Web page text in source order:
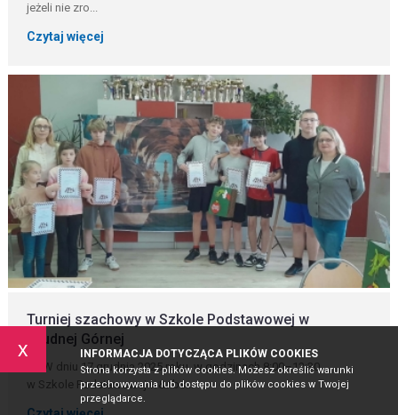
x INFORMACJA DOTYCZĄCA PLIKÓW COOKIES
Strona korzysta z plików cookies. Możesz określić warunki
przechowywania lub dostępu do plików cookies w Twojej
przeglądarce.
jeżeli nie zro...
Czytaj więcej
Turniej szachowy w Szkole Podstawowej w
Grudnej Górnej
W dniu 17 grudnia 2025 roku, w godzinach 8:00–12:30,
w Szkole Podstawowej w&nbs...